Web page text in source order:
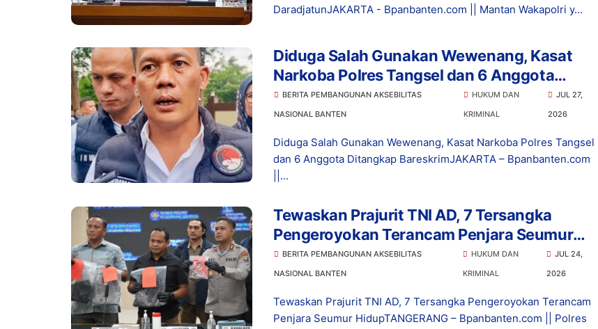
DaradjatunJAKARTA - Bpanbanten.com || Mantan Wakapolri y...
Diduga Salah Gunakan Wewenang, Kasat
Narkoba Polres Tangsel dan 6 Anggota
Ditangkap Bareskrim
BERITA PEMBANGUNAN AKSEBILITAS
NASIONAL BANTEN
HUKUM DAN
KRIMINAL
JUL 27,
2026
Diduga Salah Gunakan Wewenang, Kasat Narkoba Polres Tangsel
dan 6 Anggota Ditangkap BareskrimJAKARTA – Bpanbanten.com
||...
Tewaskan Prajurit TNI AD, 7 Tersangka
Pengeroyokan Terancam Penjara Seumur
Hidup
BERITA PEMBANGUNAN AKSEBILITAS
NASIONAL BANTEN
HUKUM DAN
KRIMINAL
JUL 24,
2026
Tewaskan Prajurit TNI AD, 7 Tersangka Pengeroyokan Terancam
Penjara Seumur HidupTANGERANG – Bpanbanten.com || Polres